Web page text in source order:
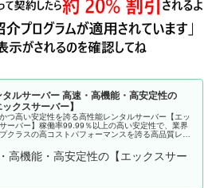
タルサーバー 高速・高機能・高安定性の
ックスサーバー】
つ高い安定性を誇る高性能レンタルサーバー【エッ
ーバー】稼働率99.99％以上の高い安定性で、業界
クラスの高コストパフォーマンスを誇る高品質レン
試し10日間。
高機能・高安定性の【エックスサー